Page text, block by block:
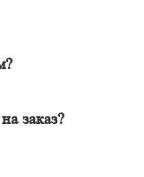
будут выглядеть
заказ?